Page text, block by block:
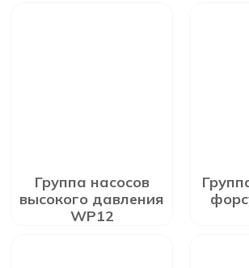
Группа насосов
высокого давления
WP12